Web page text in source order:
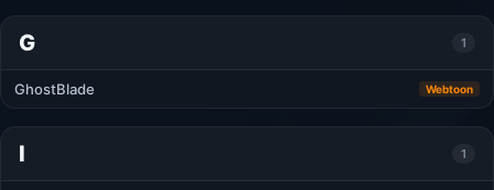
G 1
GhostBlade Webtoon
I 1